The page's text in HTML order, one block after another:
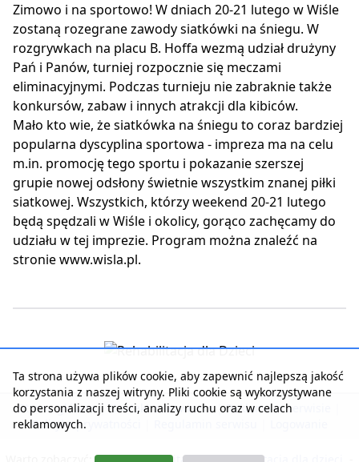
Zimowo i na sportowo! W dniach 20-21 lutego w Wiśle
zostaną rozegrane zawody siatkówki na śniegu. W
rozgrywkach na placu B. Hoffa wezmą udział drużyny
Pań i Panów, turniej rozpocznie się meczami
eliminacyjnymi. Podczas turnieju nie zabraknie także
konkursów, zabaw i innych atrakcji dla kibiców.
Mało kto wie, że siatkówka na śniegu to coraz bardziej
popularna dyscyplina sportowa - impreza ma na celu
m.in. promocję tego sportu i pokazanie szerszej
grupie nowej odsłony świetnie wszystkim znanej piłki
siatkowej. Wszystkich, którzy weekend 20-21 lutego
będą spędzali w Wiśle i okolicy, gorąco zachęcamy do
udziału w tej imprezie. Program można znaleźć na
stronie www.wisla.pl.
Strona główna | Kontakt z serwisem | Reklama w serwisie
Polityka prywatności
Ta strona używa plików cookie, aby zapewnić najlepszą jakość
korzystania z naszej witryny. Pliki cookie są wykorzystywane
do personalizacji treści, analizy ruchu oraz w celach
reklamowych.